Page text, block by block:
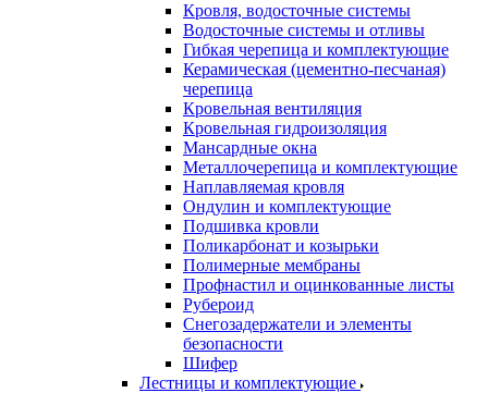
Кровля, водосточные системы
Водосточные системы и отливы
Гибкая черепица и комплектующие
Керамическая (цементно-песчаная)
черепица
Кровельная вентиляция
Кровельная гидроизоляция
Мансардные окна
Металлочерепица и комплектующие
Наплавляемая кровля
Ондулин и комплектующие
Подшивка кровли
Поликарбонат и козырьки
Полимерные мембраны
Профнастил и оцинкованные листы
Рубероид
Снегозадержатели и элементы
безопасности
Шифер
Лестницы и комплектующие